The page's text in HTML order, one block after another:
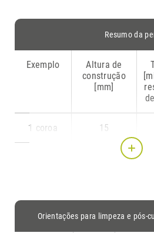
Resumo da
Exemplo
Altura de
construção
[mm]
1 coroa 15
elementos)
Orientações para limpeza e pós-